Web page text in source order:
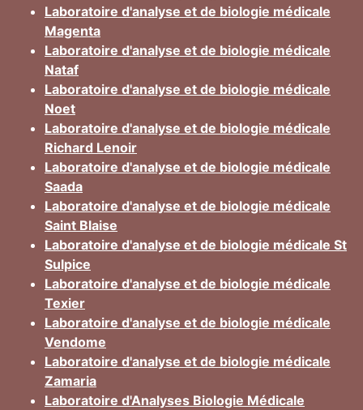
Laboratoire d'analyse et de biologie médicale
Magenta
Laboratoire d'analyse et de biologie médicale
Nataf
Laboratoire d'analyse et de biologie médicale
Noet
Laboratoire d'analyse et de biologie médicale
Richard Lenoir
Laboratoire d'analyse et de biologie médicale
Saada
Laboratoire d'analyse et de biologie médicale
Saint Blaise
Laboratoire d'analyse et de biologie médicale St
Sulpice
Laboratoire d'analyse et de biologie médicale
Texier
Laboratoire d'analyse et de biologie médicale
Vendome
Laboratoire d'analyse et de biologie médicale
Zamaria
Laboratoire d'Analyses Biologie Médicale